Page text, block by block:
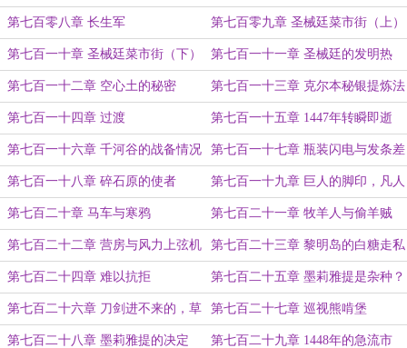
第七百零八章 长生军 第七百零九章 圣械廷菜市街（上）
第七百一十章 圣械廷菜市街（下） 第七百一十一章 圣械廷的发明热
第七百一十二章 空心土的秘密 第七百一十三章 克尔本秘银提炼法
第七百一十四章 过渡 第七百一十五章 1447年转瞬即逝
第七百一十六章 千河谷的战备情况 第七百一十七章 瓶装闪电与发条差
分机雏形
第七百一十八章 碎石原的使者 第七百一十九章 巨人的脚印，凡人
的深渊
第七百二十章 马车与寒鸦 第七百二十一章 牧羊人与偷羊贼
第七百二十二章 营房与风力上弦机 第七百二十三章 黎明岛的白糖走私
第七百二十四章 难以抗拒 第七百二十五章 墨莉雅提是杂种？
第七百二十六章 刀剑进不来的，草
鞋能进来
第七百二十七章 巡视熊啃堡
第七百二十八章 墨莉雅提的决定 第七百二十九章 1448年的急流市